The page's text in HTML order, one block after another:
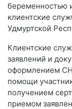
беременностью
клиентские
Удмуртской
Клиентские
заявлений и
оформлением
помощи
получением
приемом